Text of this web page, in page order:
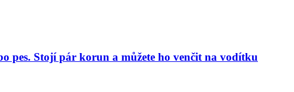
pes. Stojí pár korun a můžete ho venčit na vodítku